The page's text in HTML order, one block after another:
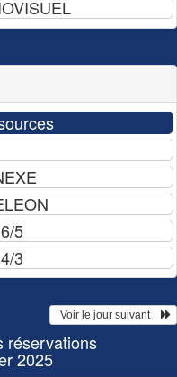
  Voir le jour suivant
réservations
2025